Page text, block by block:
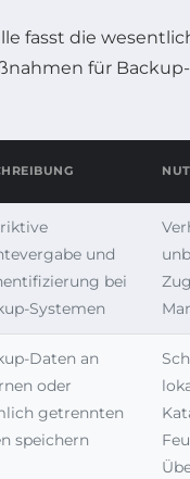
fasst die
für
und
bei
Systemen
Daten an
oder
getrennten
speichern